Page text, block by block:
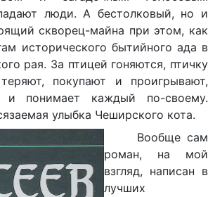
люди. А бестолковый, но и
скворец-майна при этом, как
исторического бытийного ада в
рая. За птицей гоняются, птичку
покупают и проигрывают,
и понимает каждый по-своему.
улыбка Чеширского кота.
Вообще сам
роман, на мой
взгляд, написан в
лучших